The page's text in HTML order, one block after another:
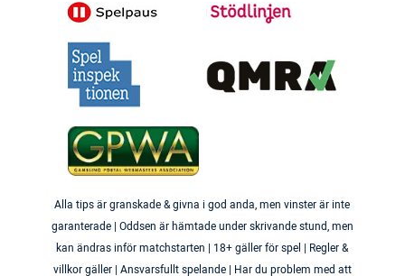
Alla tips är granskade & givna i god anda, men vinster är inte
garanterade | Oddsen är hämtade under skrivande stund, men
kan ändras inför matchstarten | 18+ gäller för spel | Regler &
villkor gäller | Ansvarsfullt spelande | Har du problem med att